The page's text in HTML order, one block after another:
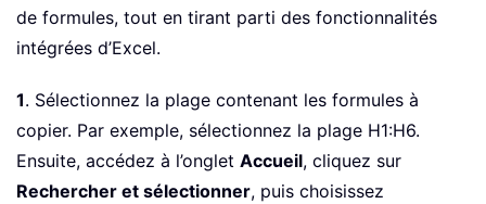
de formules, tout en tirant parti des fonctionnalités
intégrées d’Excel.
1. Sélectionnez la plage contenant les formules à
copier. Par exemple, sélectionnez la plage H1:H6.
Ensuite, accédez à l’onglet Accueil, cliquez sur
Rechercher et sélectionner, puis choisissez